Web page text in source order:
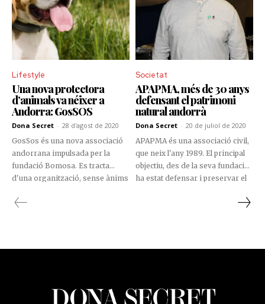
d'actuació i va arribar al Brasil i a
Madagascar. Es dedica a la
cooperació internacional i, des
de fa més de deu anys, a la
sensibilització i l’educació per al
desenvolupament.
Lifestyle
Una nova protectora
d’animals va néixer a
Andorra: GosSOS
Dona Secret - 28 d'agost de 2020
GosSos és una nova associació
andorrana impulsada per la
fundació Bomosa. Es tracta
d'una organització, sense ànims
principal la cura dels gossos
veterinari i buscar casa
Societat
APAPMA, més de 30 anys
defensant el patrimoni
natural andorrà
Dona Secret - 20 de juliol de 2020
APAPMA és una associació civil,
que neix l'any 1989. El principal
objectiu, des de la seva fundació,
ha estat defensar i preservar el